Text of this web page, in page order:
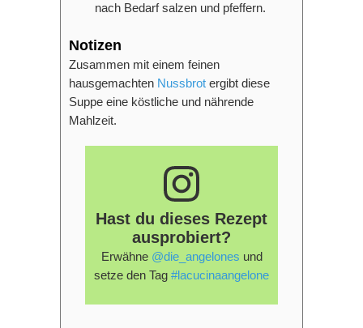
nach Bedarf salzen und pfeffern.
Notizen
Zusammen mit einem feinen
hausgemachten Nussbrot ergibt diese
Suppe eine köstliche und nährende
Mahlzeit.
Hast du dieses Rezept
ausprobiert?
Erwähne @die_angelones und
setze den Tag #lacucinaangelone